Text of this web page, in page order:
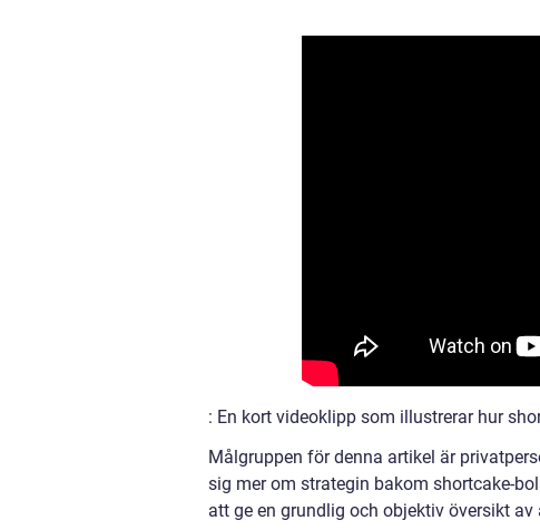
: En kort videoklipp som illustrerar hur
Målgruppen för denna artikel är
sig mer om strategin bakom shortcake-
att ge en grundlig och objektiv översikt av